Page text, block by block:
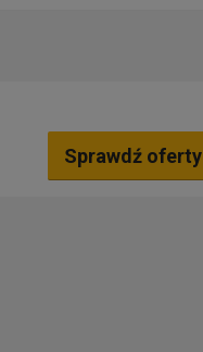
Sprawdź oferty